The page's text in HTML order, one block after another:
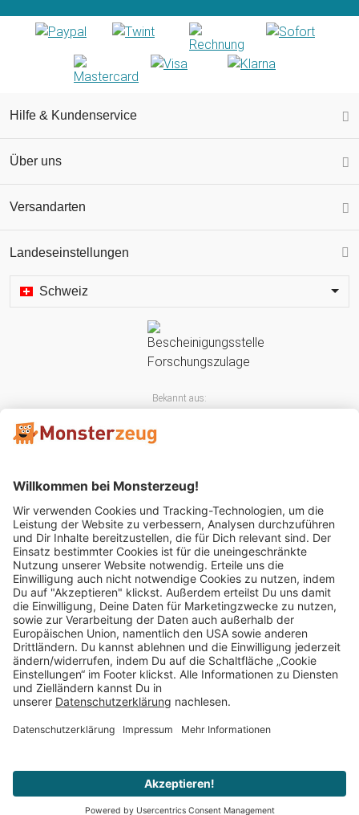
Hilfe & Kundenservice
Über uns
Versandarten
Landeseinstellungen
Schweiz
Bekannt aus:
Mitglied im:
Impressum AGB Widerrufsbelehrung
Vertrag widerrufen